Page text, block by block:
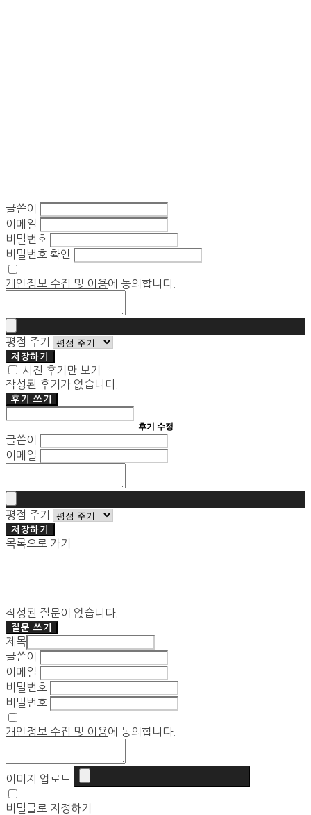
글쓴이
이메일
비밀번호
비밀번호 확인
개인정보 수집 및 이용에 동의합니다.
평점 주기
저장하기
사진 후기만 보기
작성된 후기가 없습니다.
후기 쓰기
후기 수정
글쓴이
이메일
평점 주기
저장하기
목록으로 가기
작성된 질문이 없습니다.
질문 쓰기
제목
글쓴이
이메일
비밀번호
비밀번호
개인정보 수집 및 이용에 동의합니다.
이미지 업로드
비밀글로 지정하기